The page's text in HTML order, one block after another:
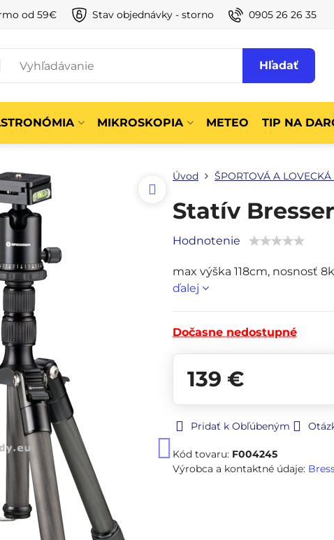
od 59€ Stav objednávky - storno 0905 26 26 35
Hľadať
MIKROSKOPIA METEO TIP NA
Úvod ŠPORTOVÁ A
Statív
Hodnotenie
max výška 118cm, nosnosť
ďalej
Dočasne nedostupné
139 €
Pridať k Obľúbeným
Kód tovaru: F004245
Výrobca a kontaktné údaje: